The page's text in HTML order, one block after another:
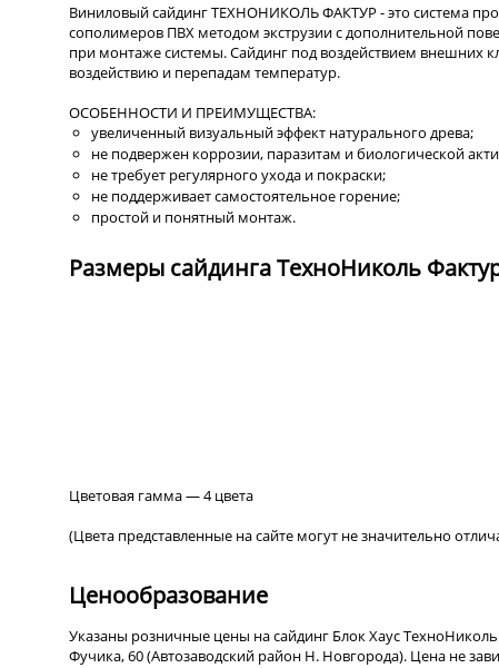
Виниловый сайдинг ТЕХНОНИКОЛЬ ФАКТУР - это система
сополимеров ПВХ методом экструзии с дополнительной
при монтаже системы. Сайдинг под воздействием внешних
воздействию и перепадам температур.
ОСОБЕННОСТИ И ПРЕИМУЩЕСТВА:
увеличенный визуальный эффект натурального древа;
не подвержен коррозии, паразитам и биологической
не требует регулярного ухода и покраски;
не поддерживает самостоятельное горение;
простой и понятный монтаж.
Размеры сайдинга ТехноНиколь
Цветовая гамма — 4 цвета
(Цвета представленные на сайте могут не значительно
Ценообразование
Указаны розничные цены на сайдинг Блок Хаус
Фучика, 60 (Автозаводский район Н. Новгорода). Цена не